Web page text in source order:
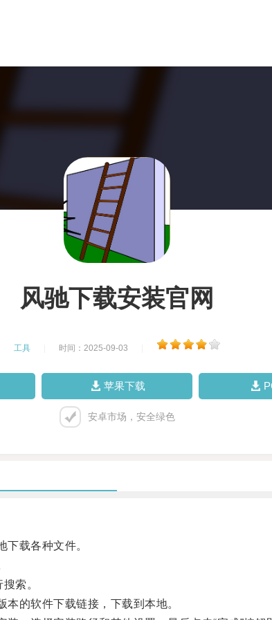
风驰下载安装官网
工具 时间：2025-09-03
苹果下载
安卓市场，安全绿色
载各种文件。
索。
的软件下载链接，下载到本地。